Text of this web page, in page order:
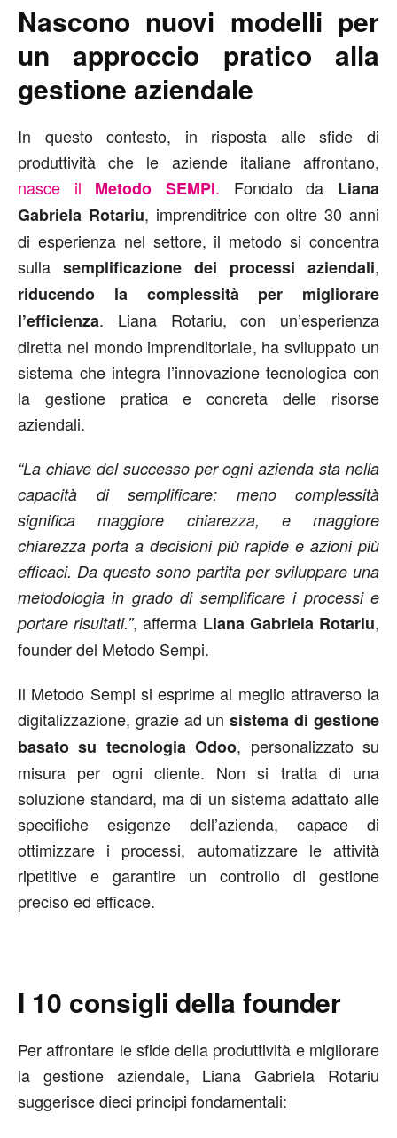
Nascono nuovi modelli per
un approccio pratico alla
gestione aziendale
In questo contesto, in risposta alle sfide di
produttività che le aziende italiane affrontano,
nasce il Metodo SEMPI. Fondato da Liana
Gabriela Rotariu, imprenditrice con oltre 30 anni
di esperienza nel settore, il metodo si concentra
sulla semplificazione dei processi aziendali,
riducendo la complessità per migliorare
l’efficienza. Liana Rotariu, con un’esperienza
diretta nel mondo imprenditoriale, ha sviluppato un
sistema che integra l’innovazione tecnologica con
la gestione pratica e concreta delle risorse
aziendali.
“La chiave del successo per ogni azienda sta nella
capacità di semplificare: meno complessità
significa maggiore chiarezza, e maggiore
chiarezza porta a decisioni più rapide e azioni più
efficaci. Da questo sono partita per sviluppare una
metodologia in grado di semplificare i processi e
portare risultati.”, afferma Liana Gabriela Rotariu,
founder del Metodo Sempi.
Il Metodo Sempi si esprime al meglio attraverso la
digitalizzazione, grazie ad unsistema di gestione
basato su tecnologia Odoo, personalizzato su
misura per ogni cliente. Non si tratta di una
soluzione standard, ma di un sistema adattato alle
specifiche esigenze dell’azienda, capace di
ottimizzare i processi, automatizzare le attività
ripetitive e garantire un controllo di gestione
preciso ed efficace.
I 10 consigli della founder
Per affrontare le sfide della produttività e migliorare
la gestione aziendale, Liana Gabriela Rotariu
suggerisce dieci principi fondamentali: